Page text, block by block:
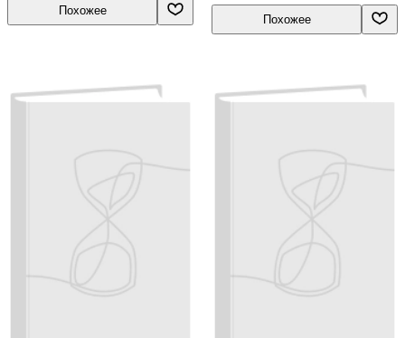
Похожее
Похожее